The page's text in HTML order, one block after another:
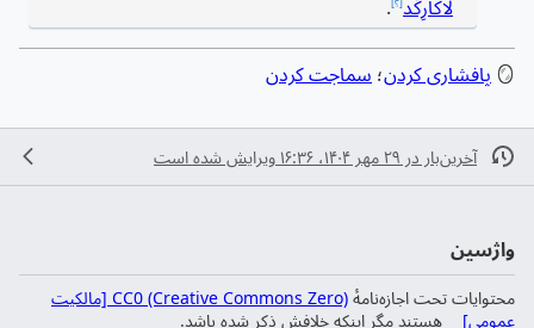
لاکارِکْد .
🪞 پافشاری کردن؛ سماجت کردن
آخرین‌بار در ‏۲۹ مهر ۱۴۰۴، ‏۱۶:۳۶ ویرایش شده است
واژسین
محتوایات تحت اجازه‌نامهٔ
CC0 (Creative Commons Zero) [مالکیت
عمومی]
هستند مگر اینکه خلافش ذکر شده باشد.